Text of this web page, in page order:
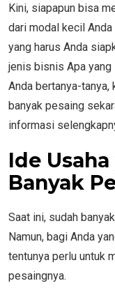
Kini, siapapun bisa
dari modal kecil
yang harus Anda
jenis bisnis Apa yang
Anda bertanya-tanya,
banyak pesaing
informasi
Ide
Banyak
Saat ini, sudah
Namun, bagi Anda
tentunya perlu untuk
pesaingnya.